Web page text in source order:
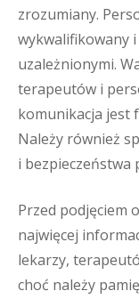
zrozumiany.
wykwalifikowany
uzależnionymi.
terapeutów i
komunikacja jest
Należy również
i bezpieczeństwa
Przed podjęciem
najwięcej
lekarzy,
choć należy